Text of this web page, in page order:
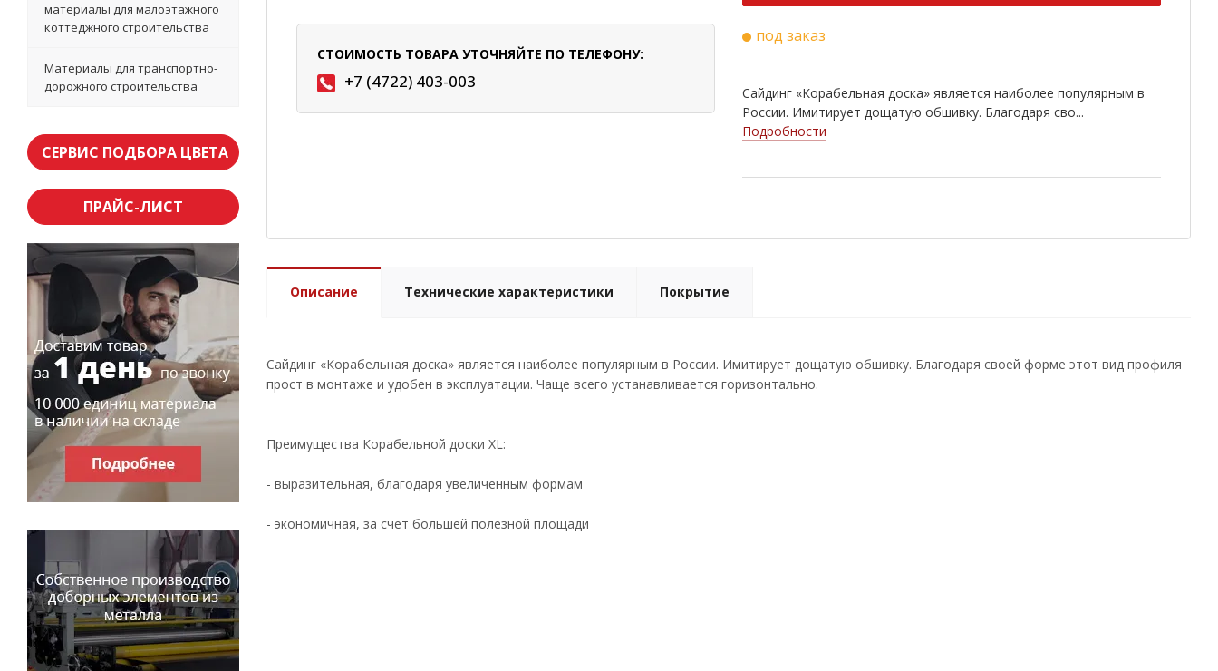
СТОИМОСТЬ ТОВАРА УТОЧНЯЙТЕ ПО ТЕЛЕФОНУ:
+7 (4722) 403-003
под заказ
Сайдинг «Корабельная доска» является наиболее популярным в
России. Имитирует дощатую обшивку. Благодаря сво...
Подробности
Описание Технические характеристики Покрытие
Сайдинг «Корабельная доска» является наиболее популярным в России. Имитирует дощатую обшивку. Благодаря своей форме этот вид профиля
прост в монтаже и удобен в эксплуатации. Чаще всего устанавливается горизонтально.
Преимущества Корабельной доски XL:
- выразительная, благодаря увеличенным формам
- экономичная, за счет большей полезной площади
материалы для малоэтажного
коттеджного строительства
Материалы для транспортно-
дорожного строительства
СЕРВИС ПОДБОРА ЦВЕТА
ПРАЙС-ЛИСТ